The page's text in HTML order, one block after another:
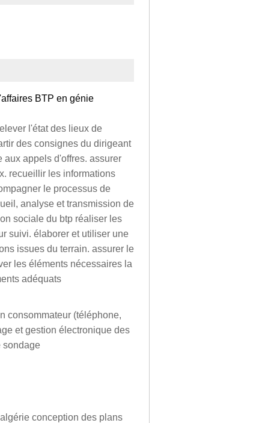
BTP en génie
l'état des lieux de
des consignes du dirigeant
aux appels d'offres. assurer
recueillir les informations
le processus de
analyse et transmission de
sociale du btp réaliser les
suivi. élaborer et utiliser une
issues du terrain. assurer le
les éléments nécessaires la
adéquats
consommateur (téléphone,
et gestion électronique des
sondage
conception des plans